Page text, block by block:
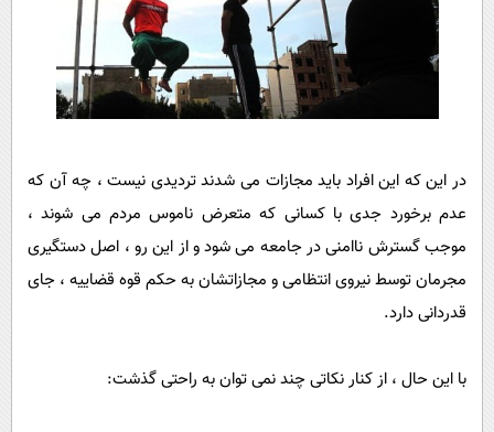
در این که این افراد باید مجازات می شدند تردیدی نیست ، چه آن که
عدم برخورد جدی با کسانی که متعرض ناموس مردم می شوند ،
موجب گسترش ناامنی در جامعه می شود و از این رو ، اصل دستگیری
مجرمان توسط نیروی انتظامی و مجازاتشان به حکم قوه قضاییه ، جای
قدردانی دارد.
با این حال ، از کنار نکاتی چند نمی توان به راحتی گذشت: